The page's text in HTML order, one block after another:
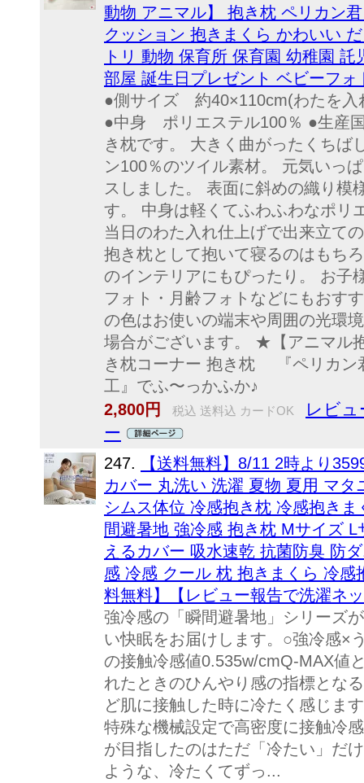
動物 アニマル】 抱き枕 ペリカン
クッション 抱きまくら かわいい
トリ 動物 保育所 保育園 幼稚園
部屋 誕生日プレゼント ベビーフォ
●側サイズ 約40×110cm(わたを
●中身 ポリエステル100％ ●生産
き枕です。 大きく曲がったくちば
ン100％のツイル素材。 元気いっ
スしました。 表面に斜めの織り模
す。 中身は軽くてふわふわなポリ
当日のわた入れ仕上げで出来立て
抱き枕として抱いて寝るのはもち
のインテリアにもぴったり。 お子
フォト・月齢フォトなどにもおす
の色はお使いの端末や周囲の光環
場合がございます。 ★【アニマル
き枕コーナー 抱き枕 『ペリカン
工』でふ〜っかふか♪
2,800円
税込 送料込 カードOK
レビュ
ー
247.
【送料無料】8/11 2時より
カバー 丸洗い 洗濯 夏物 夏用 マ
シムス体位 冷感抱き枕 冷感抱き
間避暑地 強冷感 抱き枕 Mサイズ
えるカバー 吸水速乾 抗菌防臭 防
感 冷感 クール 枕 抱きまくら 冷
料無料】【レビュー報告で洗濯ネ
強冷感の「瞬間避暑地」シリーズ
い快眠をお届けします。○強冷感×
の接触冷感値0.535w/cmQ-MAX値
れたときのひんやり感の指標とな
ど肌に接触した時に冷たく感じま
特殊な機械設定で高密度に接触冷
が目指したのはただ「冷たい」だ
ような、冷たくてずっ...